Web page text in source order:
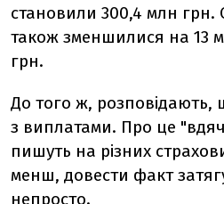
становили 300,4 млн грн.
також зменшилися на 13
грн.
До того ж, розповідають,
з виплатами. Про це
пишуть на різних
менш, довести факт
непросто.